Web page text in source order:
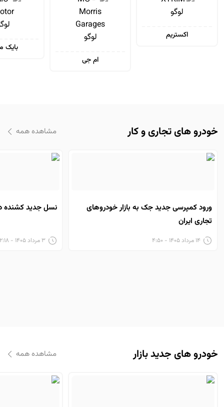
اکستریم
ام جی
بایک
خودرو های تجاری و کار مشاهده همه
ورود کمپرسی جدید جک به بازار خودروهای
تجاری ایران
۱۴ مرداد ۱۴۰۵ - ۴:۵۰
نسل جدید کشنده
۳ مرداد ۱۴۰۵ - ۱۲:۱۸
خودرو های جدید بازار مشاهده همه